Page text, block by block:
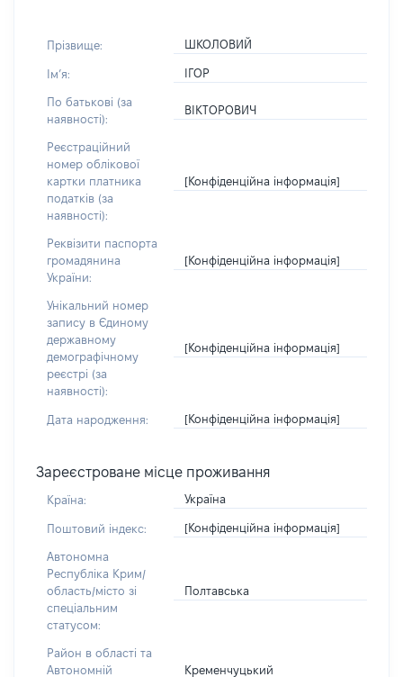
Прізвище: ШКОЛОВИЙ
Імʼя: ІГОР
По батькові (за
наявності):
ВІКТОРОВИЧ
Реєстраційний
номер облікової
картки платника
податків (за
наявності):
[Конфіденційна інформація]
Реквізити паспорта
громадянина
України:
[Конфіденційна інформація]
Унікальний номер
запису в Єдиному
державному
демографічному
реєстрі (за
наявності):
[Конфіденційна інформація]
Дата народження: [Конфіденційна інформація]
Зареєстроване місце проживання
Країна: Україна
Поштовий індекс: [Конфіденційна інформація]
Автономна
Республіка Крим/
область/місто зі
спеціальним
статусом:
Полтавська
Район в області та
Автономній
Кременчуцький